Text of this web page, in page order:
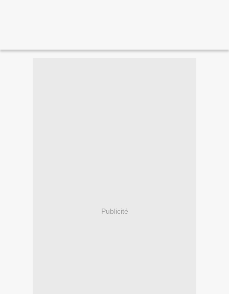
Publicité